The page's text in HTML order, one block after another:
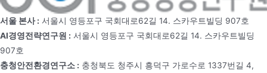
서울 본사 : 서울시 영등포구 국회대로62길 14. 스카우트빌딩 907호
AI경영전략연구원 : 서울시 영등포구 국회대로62길 14. 스카우트빌딩
907호
충청안전환경연구소 : 충청북도 청주시 흥덕구 가로수로 1337번길 4,